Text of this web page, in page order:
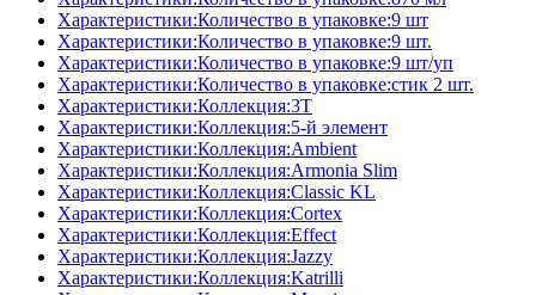
Характеристики:Количество в упаковке:9 шт
Характеристики:Количество в упаковке:9 шт.
Характеристики:Количество в упаковке:9 шт/уп
Характеристики:Количество в упаковке:стик 2 шт.
Характеристики:Коллекция:3T
Характеристики:Коллекция:5-й элемент
Характеристики:Коллекция:Ambient
Характеристики:Коллекция:Armonia Slim
Характеристики:Коллекция:Classic KL
Характеристики:Коллекция:Cortex
Характеристики:Коллекция:Effect
Характеристики:Коллекция:Jazzy
Характеристики:Коллекция:Katrilli